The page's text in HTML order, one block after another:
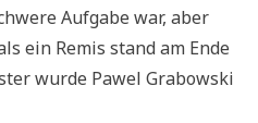
Aufgabe war, aber
ein Remis stand am Ende
wurde Pawel Grabowski